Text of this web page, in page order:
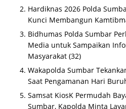
Hardiknas 2026 Polda
Kunci Membangun
Bidhumas Polda Sumbar
Media untuk Sampaikan
Masyarakat (32)
Wakapolda Sumbar
Saat Pengamanan Hari
Samsat KiosK Permudah
Sumbar, Kapolda Minta